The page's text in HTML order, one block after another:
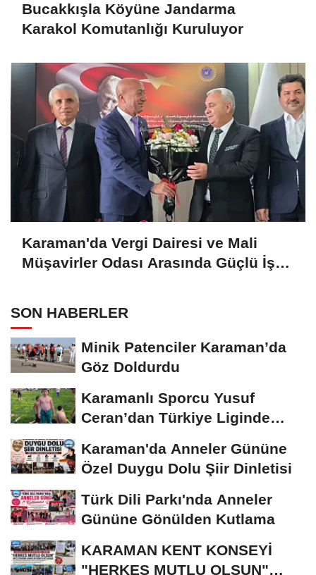
Bucakkışla Köyüne Jandarma
Karakol Komutanlığı Kuruluyor
Karaman'da Vergi Dairesi ve Mali
Müşavirler Odası Arasında Güçlü İş
SON HABERLER
Minik Patenciler Karaman’da
Göz Doldurdu
Karamanlı Sporcu Yusuf
Ceran’dan Türkiye Liginde
Karaman'da Anneler Gününe
Özel Duygu Dolu Şiir Dinletisi
Türk Dili Parkı'nda Anneler
Gününe Gönülden Kutlama
KARAMAN KENT KONSEYİ
"HERKES MUTLU OLSUN"